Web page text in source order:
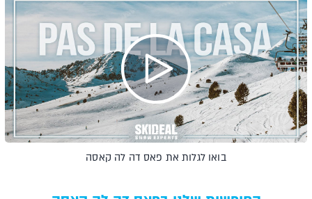
בואו לגלות את פאס דה לה קאסה